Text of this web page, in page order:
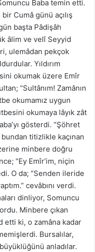
Baba temin etti.
Cumâ günü açılış
başta Pâdişâh
âlim ve velî Seyyid
ulemâdan pekçok
Yıldırım
okumak üzere Emîr
“Sultânım! Zamânın
okumamız uygun
okumaya lâyık zât
gösterdi. “Şöhret
titizlikle kaçınan
minbere doğru
“Ey Emîr’im, niçin
O da; “Senden ileride
cevâbını verdi.
dinliyor, Somuncu
Minbere çıkan
etti ki, o zamâna kadar
Bursalılar,
anladılar.